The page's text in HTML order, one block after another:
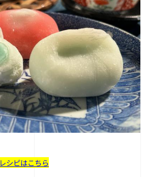
レシピはこちら